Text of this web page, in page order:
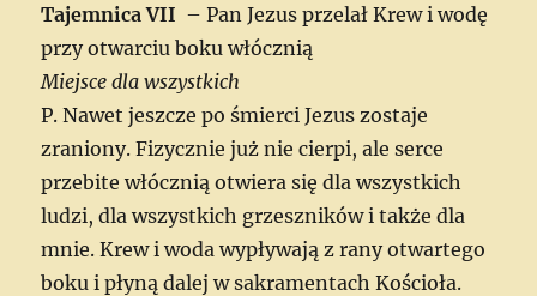
Tajemnica VII – Pan Jezus przelał Krew i wodę
przy otwarciu boku włócznią
Miejsce dla wszystkich
P. Nawet jeszcze po śmierci Jezus zostaje
zraniony. Fizycznie już nie cierpi, ale serce
przebite włócznią otwiera się dla wszystkich
ludzi, dla wszystkich grzeszników i także dla
mnie. Krew i woda wypływają z rany otwartego
boku i płyną dalej w sakramentach Kościoła.